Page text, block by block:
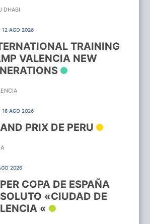
DHABI
12 AGO 2026
TRAINING
VALENCIA NEW
16 AGO 2026
PRIX DE PERU
2026
COPA DE ESPAÑA
«CIUDAD DE
«